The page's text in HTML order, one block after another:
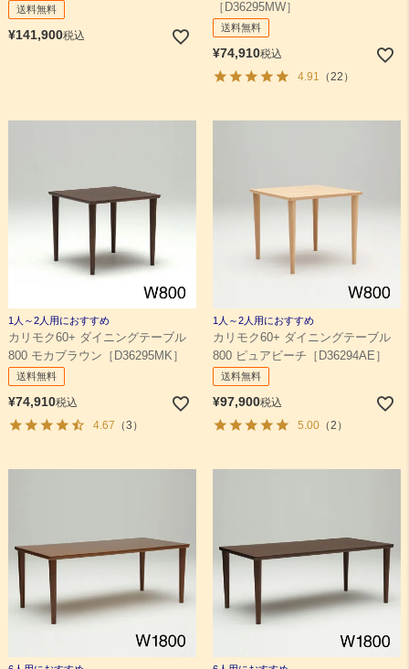
送料無料
¥141,900税込
［D36295MW］
送料無料
¥74,910税込
4.91 （22）
1人～2人用におすすめ
カリモク60+ ダイニングテーブル
800 モカブラウン［D36295MK］
送料無料
¥74,910税込
4.67 （3）
1人～2人用におすすめ
カリモク60+ ダイニングテーブル
800 ピュアビーチ［D36294AE］
送料無料
¥97,900税込
5.00（2）